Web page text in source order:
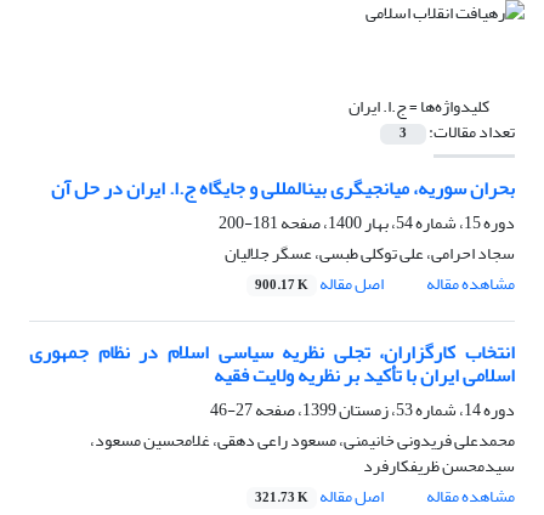
کلیدواژه‌ها =ج.ا. ایران
تعداد مقالات: 3
بحران سوریه، میانجی‏گری بین‏المللی و جایگاه ج.ا. ایران در حل آن
دوره 15، شماره 54، بهار 1400، صفحه
181-200
سجاد احرامی، علی توکلی طبسی، عسگر جلالیان
مشاهده مقاله
اصل مقاله 900.17 K
انتخاب کارگزاران، تجلی نظریه سیاسی اسلام در نظام جمهوری
اسلامی ایران با تأکید بر نظریه ولایت فقیه
دوره 14، شماره 53، زمستان 1399، صفحه
27-46
محمدعلی فریدونی خانیمنی، مسعود راعی دهقی، غلامحسین مسعود،
سیدمحسن ظریفکارفرد
مشاهده مقاله
اصل مقاله 321.73 K